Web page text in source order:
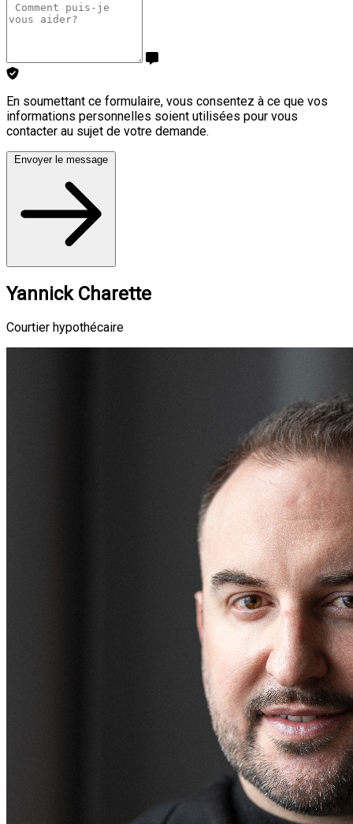
En soumettant ce formulaire, vous consentez à ce que vos
informations personnelles soient utilisées pour vous
contacter au sujet de votre demande.
Envoyer le message
Yannick Charette
Courtier hypothécaire